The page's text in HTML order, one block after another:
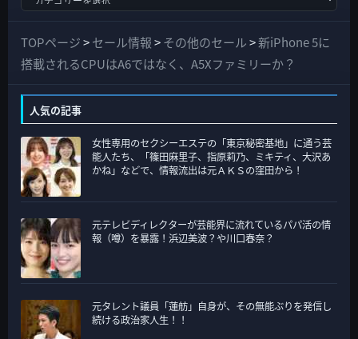
て
の
ゴ
リ
ー
TOPページ>セール情報>その他のセール>新iPhone 5に
搭載されるCPUはA6ではなく、A5Xファミリーか？
人気の記事
女性専用のセクシーエステの「東京秘密基地」に通う芸
能人たち、「篠田麻里子、指原莉乃、ミキティ、大沢あ
かね」などで、情報流出は元ＡＫＳの窪田から！
元テレビディレクターが芸能界に流れているパパ活の情
報（噂）を暴露！浜辺美波？や川口春奈？
元タレント議員「蓮舫」自身が、その無能ぶりを発信し
続ける政治家人生！！